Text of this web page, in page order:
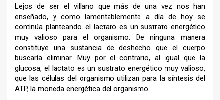
Lejos de ser el villano que más de una vez nos han
enseñado, y como lamentablemente a día de hoy se
continúa planteando, el lactato es un sustrato energético
muy valioso para el organismo. De ninguna manera
constituye una sustancia de deshecho que el cuerpo
buscaría eliminar. Muy por el contrario, al igual que la
glucosa, el lactato es un sustrato energético muy valioso,
que las células del organismo utilizan para la síntesis del
ATP, la moneda energética del organismo.